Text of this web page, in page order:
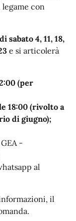
con
di sabato 4, 11, 18,
e si articolerà
(per
18:00 (rivolto a
di giugno);
-
al
il